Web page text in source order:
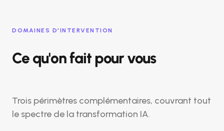
DOMAINES D'INTERVENTION
Ce qu'on fait pour vous
Trois périmètres complémentaires, couvrant tout
le spectre de la transformation IA.